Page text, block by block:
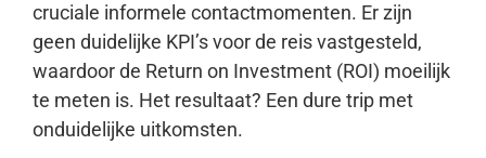
cruciale informele contactmomenten. Er zijn
geen duidelijke KPI’s voor de reis vastgesteld,
waardoor de Return on Investment (ROI) moeilijk
te meten is. Het resultaat? Een dure trip met
onduidelijke uitkomsten.